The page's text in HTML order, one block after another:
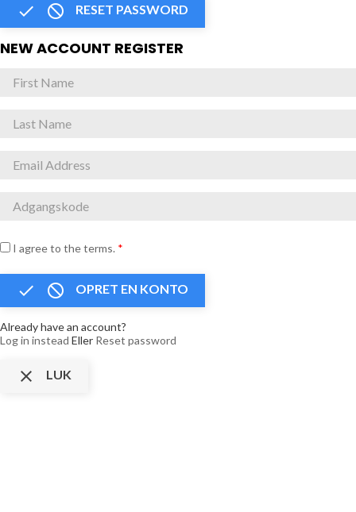
  RESET PASSWORD
NEW ACCOUNT REGISTER
I agree to the terms. *
  OPRET EN KONTO
Already have an account?
Log in instead Eller Reset password
 LUK